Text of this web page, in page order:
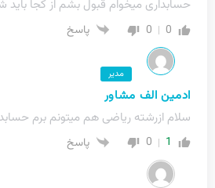
حسابداری میخوام قبول بشم از کجا باید
0
0 پاسخ
مدیر
ادمین الف مشاور
سلام ازرشته ریاضی هم میتونم برم
1
0 پاسخ